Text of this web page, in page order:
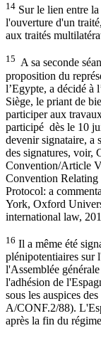
14 Sur le lien entre
l'ouverture d'un
aux traités
15 A sa seconde
proposition du
l’Egypte, a décidé à
Siège, le priant de
participer aux
participé dès le 10
devenir signataire, a
des signatures, voir,
Convention/Article
Convention Relating
Protocol: a
York, Oxford
international law,
16 Il a même été
plénipotentiaires sur
l'Assemblée
l'adhésion de
sous les auspices
A/CONF.2/88).
après la fin du